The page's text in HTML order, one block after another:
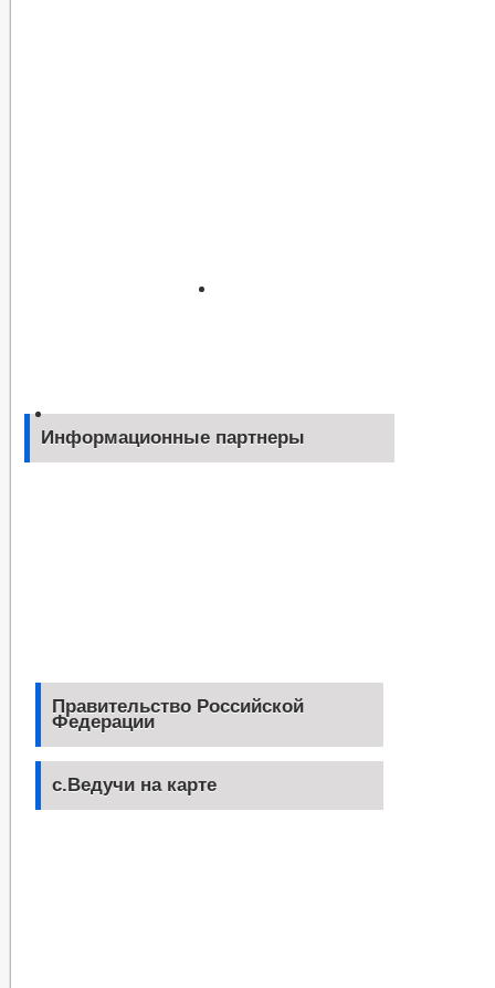
Информационные партнеры
Правительство Российской
Федерации
с.Ведучи на карте